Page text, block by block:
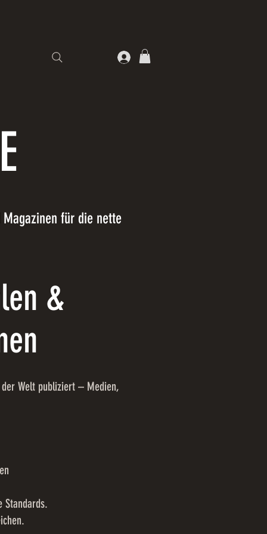
für die nette
&
Welt publiziert – Medien,
Standards.